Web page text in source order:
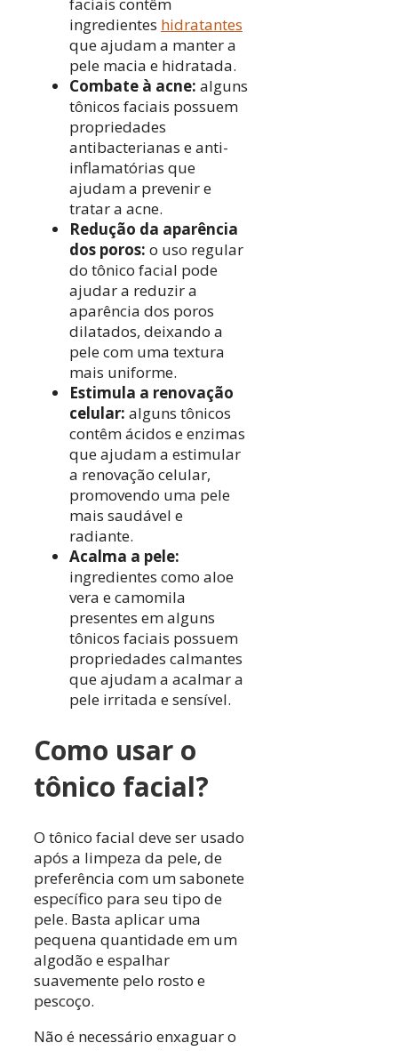
faciais contêm
ingredientes hidratantes
que ajudam a manter a
pele macia e hidratada.
Combate à acne: alguns
tônicos faciais possuem
propriedades
antibacterianas e anti-
inflamatórias que
ajudam a prevenir e
tratar a acne.
Redução da aparência
dos poros: o uso regular
do tônico facial pode
ajudar a reduzir a
aparência dos poros
dilatados, deixando a
pele com uma textura
mais uniforme.
Estimula a renovação
celular: alguns tônicos
contêm ácidos e enzimas
que ajudam a estimular
a renovação celular,
promovendo uma pele
mais saudável e
radiante.
Acalma a pele:
ingredientes como aloe
vera e camomila
presentes em alguns
tônicos faciais possuem
propriedades calmantes
que ajudam a acalmar a
pele irritada e sensível.
Como usar o
tônico facial?
O tônico facial deve ser usado
após a limpeza da pele, de
preferência com um sabonete
específico para seu tipo de
pele. Basta aplicar uma
pequena quantidade em um
algodão e espalhar
suavemente pelo rosto e
pescoço.
Não é necessário enxaguar o